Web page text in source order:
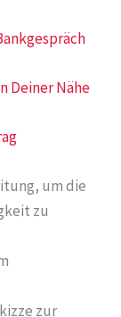
Deiner Nähe
um die
zu
zur